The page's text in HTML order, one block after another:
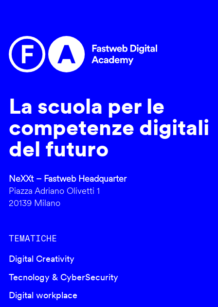
La scuola per le
competenze digitali
del futuro
NeXXt – Fastweb Headquarter
Piazza Adriano Olivetti 1
20139 Milano
TEMATICHE
Digital Creativity
Tecnology & CyberSecurity
Digital workplace